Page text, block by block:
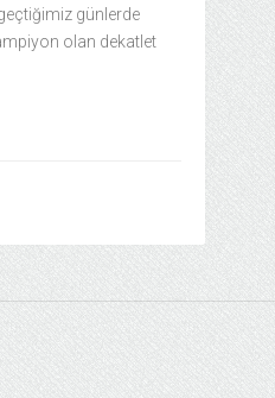
günlerde
olan dekatlet